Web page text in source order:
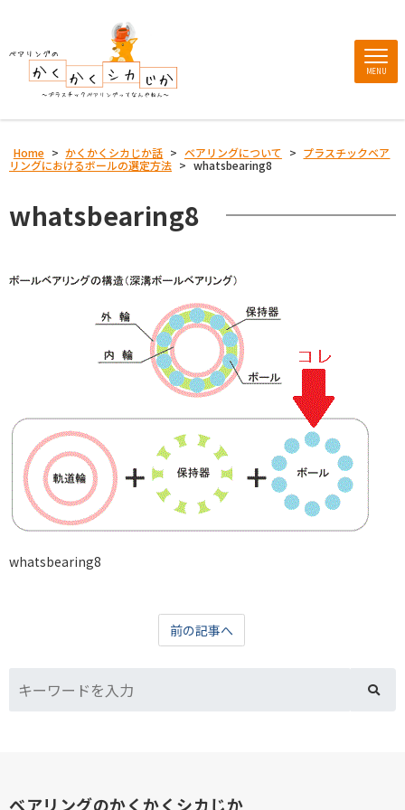
MENU
Home > かくかくシカじか話 > ベアリングについて > プラスチックベア
リングにおけるボールの選定方法 > whatsbearing8
whatsbearing8
whatsbearing8
前の記事へ
ベアリングのかくかくシカじか